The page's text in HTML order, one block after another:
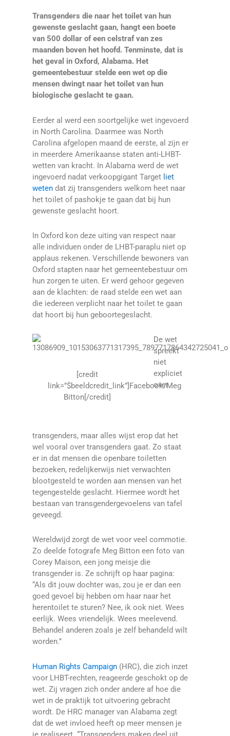
Transgenders die naar het toilet van hun
gewenste geslacht gaan, hangt een boete
van 500 dollar of een celstraf van zes
maanden boven het hoofd. Tenminste, dat is
het geval in Oxford, Alabama. Het
gemeentebestuur stelde een wet op die
mensen dwingt naar het toilet van hun
biologische geslacht te gaan.
Eerder al werd een soortgelijke wet ingevoerd
in North Carolina. Daarmee was North
Carolina afgelopen maand de eerste, al zijn er
in meerdere Amerikaanse staten anti-LHBT-
wetten van kracht. In Alabama werd de wet
ingevoerd nadat verkoopgigant Target liet
wetendat zij transgenders welkom heet naar
het toilet of pashokje te gaan dat bij hun
gewenste geslacht hoort.
In Oxford kon deze uiting van respect naar
alle individuen onder de LHBT-paraplu niet op
applaus rekenen. Verschillende bewoners van
Oxford stapten naar het gemeentebestuur om
hun zorgen te uiten. Er werd gehoor gegeven
aan de klachten: de raad stelde een wet aan
die iedereen verplicht naar het toilet te gaan
dat hoort bij hun geboortegeslacht.
[credit
link=”$beeldcredit_link”]Facebook/Meg
Bitton[/credit]
De wet
spreekt
niet
expliciet
over
transgenders, maar alles wijst erop dat het
wel vooral over transgenders gaat. Zo staat
er in dat mensen die openbare toiletten
bezoeken, redelijkerwijs niet verwachten
blootgesteld te worden aan mensen van het
tegengestelde geslacht. Hiermee wordt het
bestaan van transgendergevoelens van tafel
geveegd.
Wereldwijd zorgt de wet voor veel commotie.
Zo deelde fotografe Meg Bitton een foto van
Corey Maison, een jong meisje die
transgender is. Ze schrijft op haar pagina:
“Als dit jouw dochter was, zou je er dan een
goed gevoel bij hebben om haar naar het
herentoilet te sturen? Nee, ik ook niet. Wees
eerlijk. Wees vriendelijk. Wees meelevend.
Behandel anderen zoals je zelf behandeld wilt
worden.’’
Human Rights Campaign(HRC), die zich inzet
voor LHBT-rechten, reageerde geschokt op de
wet. Zij vragen zich onder andere af hoe die
wet in de praktijk tot uitvoering gebracht
wordt. De HRC manager van Alabama zegt
dat de wet invloed heeft op meer mensen je